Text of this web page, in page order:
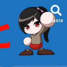
SEARCH